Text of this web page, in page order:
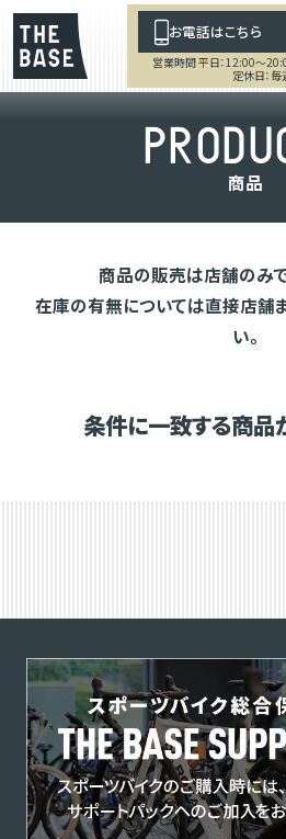
お電話はこちら
営業時間 平日：12:00～
定休日：
PRODU
商品
商品の販売は店舗のみで
在庫の有無については直接店舗
い。
条件に一致する商品